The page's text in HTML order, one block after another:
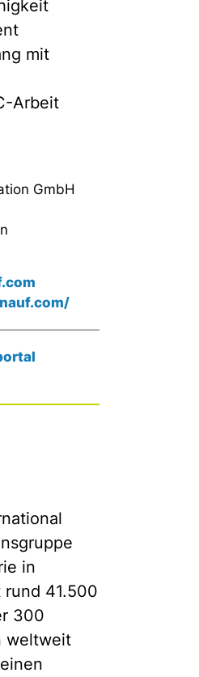
mit
Arbeit
GmbH
in
41.500
300
weltweit